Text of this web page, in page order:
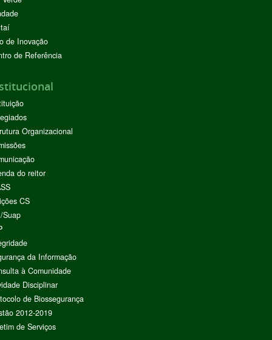
de Inovação
de Referência
Organizacional
do reitor
CS
Suap
da Informação
à Comunidade
Disciplinar
de Biossegurança
2012-2019
de Serviços